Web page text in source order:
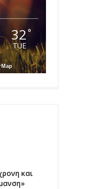
32°
TUE
και